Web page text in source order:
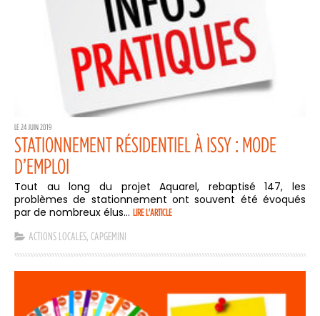
LE 24 JUIN 2019
STATIONNEMENT RÉSIDENTIEL À ISSY : MODE
D’EMPLOI
Tout au long du projet Aquarel, rebaptisé 147, les
problèmes de stationnement ont souvent été évoqués
par de nombreux élus... LIRE L'ARTICLE
ACTIONS LOCALES, CAPGEMINI